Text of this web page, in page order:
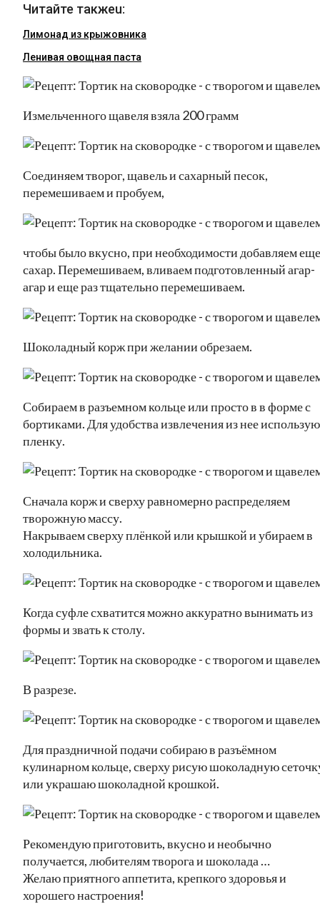
Читайте такжеu:
Лимонад из крыжовника
Ленивая овощная паста
Измельченного щавеля взяла 200 грамм
Соединяем творог, щавель и сахарный песок,
перемешиваем и пробуем,
чтобы было вкусно, при необходимости добавляем еще
сахар. Перемешиваем, вливаем подготовленный агар-
агар и еще раз тщательно перемешиваем.
Шоколадный корж при желании обрезаем.
Собираем в разъемном кольце или просто в в форме с
бортиками. Для удобства извлечения из нее использую
пленку.
Сначала корж и сверху равномерно распределяем
творожную массу.
Накрываем сверху плёнкой или крышкой и убираем в
холодильника.
Когда суфле схватится можно аккуратно вынимать из
формы и звать к столу.
В разрезе.
Для праздничной подачи собираю в разъёмном
кулинарном кольце, сверху рисую шоколадную
или украшаю шоколадной крошкой.
Рекомендую приготовить, вкусно и необычно
получается, любителям творога и шоколада …
Желаю приятного аппетита, крепкого здоровья и
хорошего настроения!